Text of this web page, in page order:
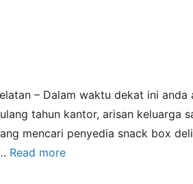
– Dalam waktu dekat ini anda
tahun kantor, arisan keluarga
mencari penyedia snack box
Read more